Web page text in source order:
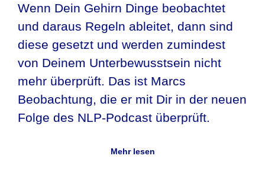
Wenn Dein Gehirn Dinge beobachtet
und daraus Regeln ableitet, dann sind
diese gesetzt und werden zumindest
von Deinem Unterbewusstsein nicht
mehr überprüft. Das ist Marcs
Beobachtung, die er mit Dir in der neuen
Folge des NLP-Podcast überprüft.
Mehr lesen